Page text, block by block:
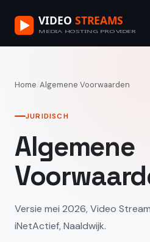
Home/Algemene Voorwaarden
JURIDISCH
Algemene
Versie mei 2026, Video
iNetActief, Naaldwijk.